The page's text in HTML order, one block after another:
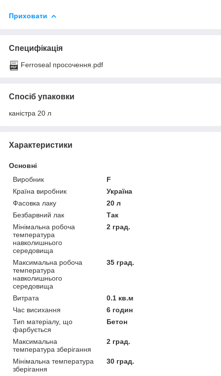
Приховати
Специфікація
Ferroseal просочення.pdf
Спосіб упаковки
каністра 20 л
Характеристики
Основні
Виробник
F
Країна виробник
Україна
Фасовка лаку
20 л
Безбарвний лак
Так
Мінімальна робоча
температура
навколишнього
середовища
2 град.
Максимальна робоча
температура
навколишнього
середовища
35 град.
Витрата
0.1 кв.м
Час висихання
6 годин
Тип матеріалу, що
фарбується
Бетон
Максимальна
температура зберігання
2 град.
Мінімальна температура
зберігання
30 град.